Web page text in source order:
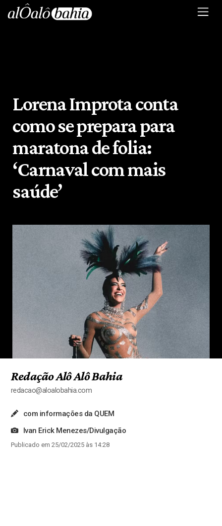
Lorena Improta conta
como se prepara para
maratona de folia:
‘Carnaval com mais
saúde’
Redação Alô Alô Bahia
redacao@aloalobahia.com
com informações da QUEM
Ivan Erick Menezes/Divulgação
Publicado em 25/02/2025 às 14:28